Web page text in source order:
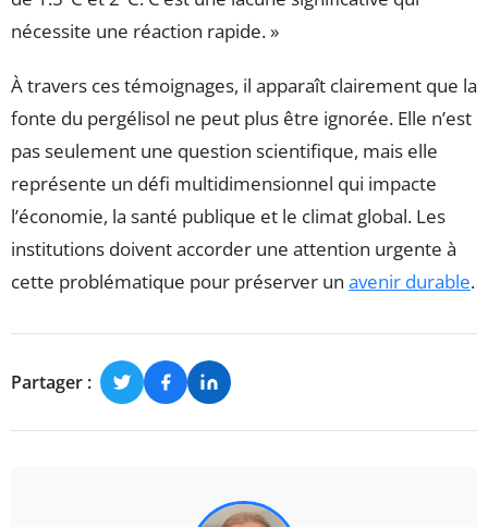
nécessite une réaction rapide. »
À travers ces témoignages, il apparaît clairement que la
fonte du pergélisol ne peut plus être ignorée. Elle n’est
pas seulement une question scientifique, mais elle
représente un défi multidimensionnel qui impacte
l’économie, la santé publique et le climat global. Les
institutions doivent accorder une attention urgente à
cette problématique pour préserver un avenir durable.
Partager :